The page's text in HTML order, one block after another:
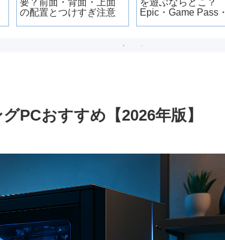
要？前面・背面・上面
の配置とつけすぎ注意
を遊ぶならどこ？
Epic・Game Pass・
PCおすすめ【2026年版】